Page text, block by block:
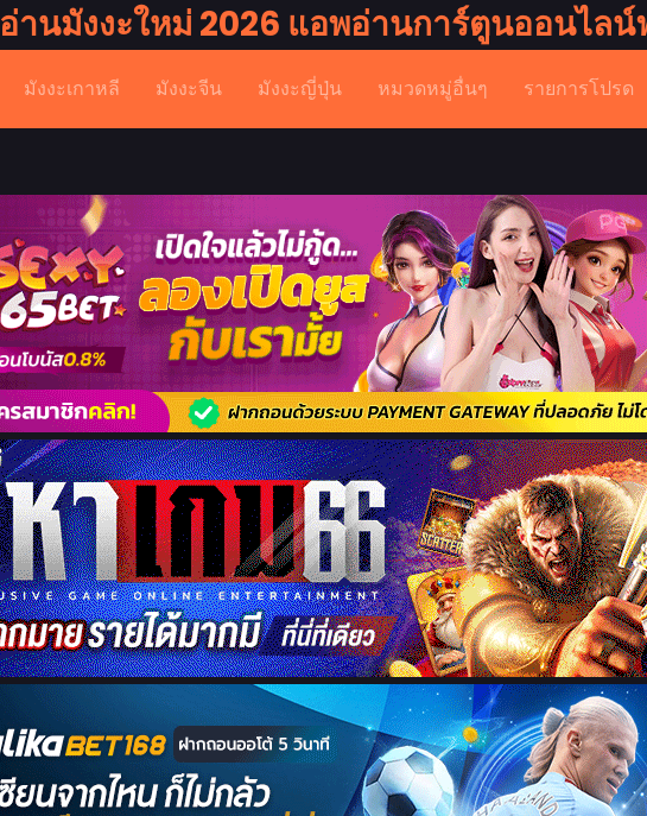
อ่านมังงะใหม่ 2026 แอพอ่านการ์ตูนออนไลน์
มังงะเกาหลี มังงะจีน มังงะญี่ปุ่น หมวดหมู่อื่นๆ รายการโปรด